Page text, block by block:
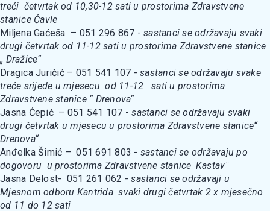
treći četvrtak od 10,30-12 sati u prostorima Zdravstvene
stanice Čavle
Miljena Gaćeša – 051 296 867 - sastanci se održavaju svaki
drugi četvrtak od 11-12 sati u prostorima Zdravstvene stanice
„ Dražice“
Dragica Juričić – 051 541 107 - sastanci se održavaju svake
treće srijede u mjesecu od 11-12 sati u prostorima
Zdravstvene stanice “ Drenova“
Jasna Ćepić – 051 541 107 -sastanci se održavaju svaki
drugi četvrtak u mjesecu u prostorima Zdravstvene stanice“
Drenova“
Anđelka Šimić – 051 691 803 - sastanci se održavaju po
dogovoru u prostorima Zdravstvene stanice¨Kastav¨
Jasna Delost- 051 261 062 -sastanci se održavaji u
Mjesnom odboru Kantrida svaki drugi četvrtak 2 x mjesečno
od 11 do 12 sati